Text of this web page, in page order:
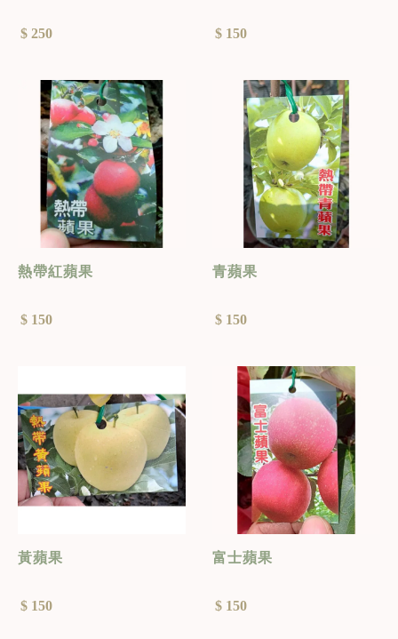
$ 250 $ 150
熱帶紅蘋果
$ 150
青蘋果
$ 150
黃蘋果
$ 150
富士蘋果
$ 150